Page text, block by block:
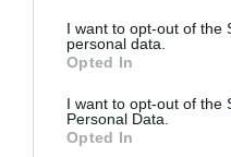
I want to opt-out of the
personal data.
Opted In
I want to opt-out of the
Personal Data.
Opted In
βήματα, πάρε το portfolio
Έργο της Σοφίας Κυρίμη,